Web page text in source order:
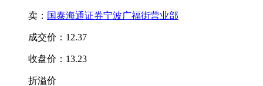
卖： 国泰海通证券宁波广福街营业部
成交价：12.37
收盘价：13.23
折溢价